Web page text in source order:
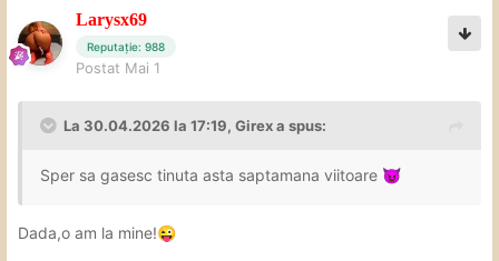
Larysx69
Reputație: 988
Postat Mai 1
La 30.04.2026 la 17:19, Girexa spus:
Sper sa gasesc tinuta asta saptamana viitoare 😈
Dada,o am la mine!😜